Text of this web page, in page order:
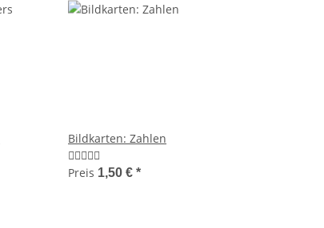
Bildkarten: Zahlen
Preis 1,50 € *